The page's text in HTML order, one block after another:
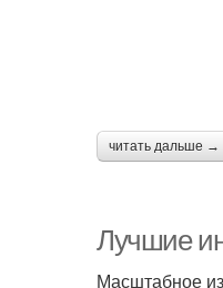
читать дальше →
Лучшие
Масштабное